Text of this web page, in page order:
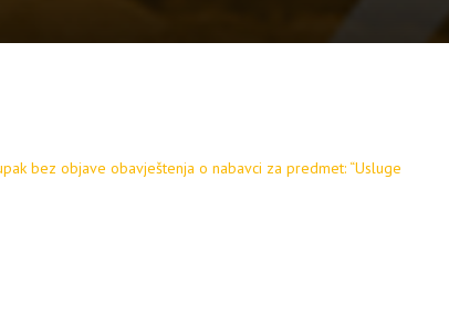
bez objave obavještenja o nabavci za predmet: “Usluge